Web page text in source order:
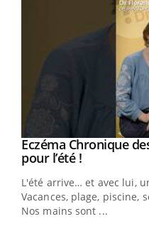
Youtube
Eczéma Chronique
pour l’été !Youtube
L'été arrive… et avec lui,
Vacances, plage, piscine,
Nos mains sont ...
Youtube
Diabète & Ramadan
Le Ramadan approche,
personnes atteintes de
questions, de défis, mais